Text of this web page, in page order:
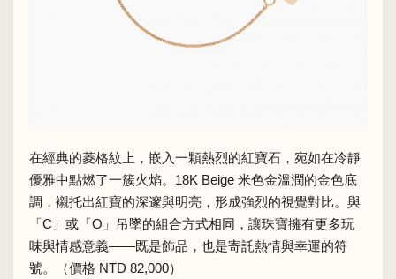
在經典的菱格紋上，嵌入一顆熱烈的紅寶石，宛如在冷靜
優雅中點燃了一簇火焰。18K Beige 米色金溫潤的金色底
調，襯托出紅寶的深邃與明亮，形成強烈的視覺對比。與
「C」或「O」吊墜的組合方式相同，讓珠寶擁有更多玩
味與情感意義——既是飾品，也是寄託熱情與幸運的符
號。（價格 NTD 82,000）